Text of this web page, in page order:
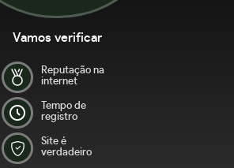
Vamos verificar
Reputação na
internet
Tempo de
registro
Site é
verdadeiro